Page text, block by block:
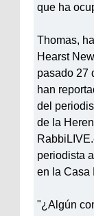
que ha
Thomas,
Hearst
pasado 27
han
del
de la
periodista
en la Casa
"¿Algún